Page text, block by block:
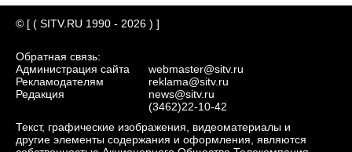
© [ ( SITV.RU 1990 - 2026 ) ]
Обратная связь:
Администрация сайта
Рекламодателям
Редакция
webmaster@sitv.ru
reklama@sitv.ru
news@sitv.ru
(3462)22-10-42
Текст, графические изображения, видеоматериалы и
другие элементы содержания и оформления, являются